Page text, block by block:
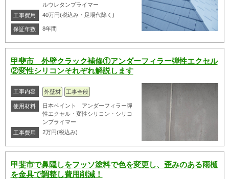
ルウレタンプライマー
工事費用
40万円(税込み・足場代除く)
保証年数 8年間
甲斐市 外壁クラック補修①アンダーフィラー弾性エクセル
②変性シリコンそれぞれ解説します
工事内容 外壁材 工事全般
使用材料
日本ペイント アンダーフィラー弾
性エクセル・変性シリコン・シリコ
ンプライマー
工事費用
2万円(税込み)
甲斐市で鼻隠しをフッソ塗料で色を変更し、歪みのある雨樋
を金具で調整し費用削減！